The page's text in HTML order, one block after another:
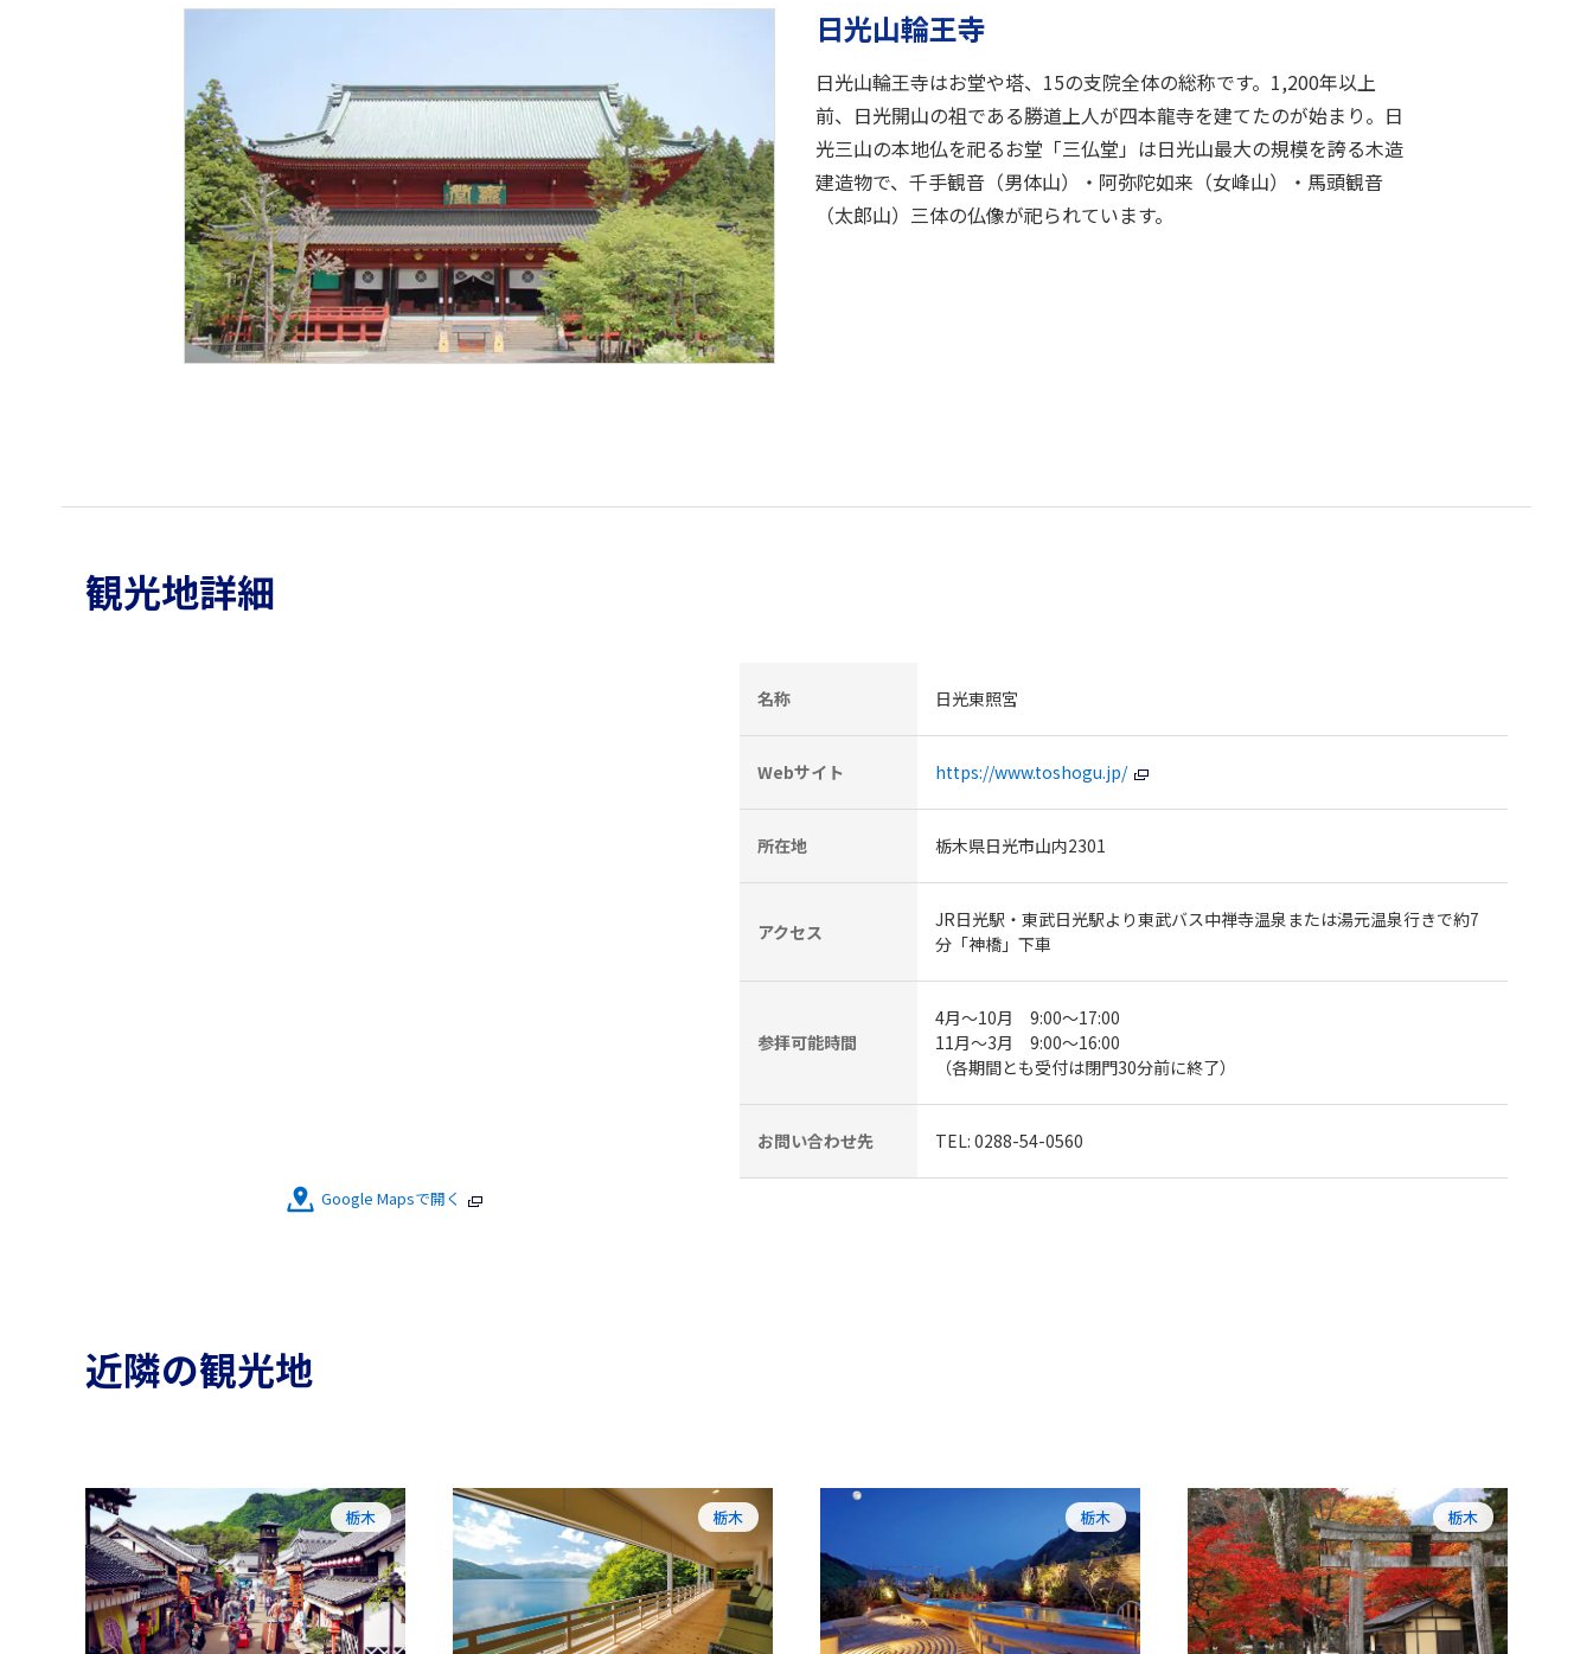
日光山輪王寺
日光山輪王寺はお堂や塔、15の支院全体の総称です。1,200年以上
前、日光開山の祖である勝道上人が四本龍寺を建てたのが始まり。日
光三山の本地仏を祀るお堂「三仏堂」は日光山最大の規模を誇る木造
建造物で、千手観音（男体山）・阿弥陀如来（女峰山）・馬頭観音
（太郎山）三体の仏像が祀られています。
観光地詳細
Google Mapsで開く
名称 日光東照宮
Webサイト https://www.toshogu.jp/
所在地 栃木県日光市山内2301
アクセス
JR日光駅・東武日光駅より東武バス中禅寺温泉または湯元温泉行きで約7
分「神橋」下車
参拝可能時間
4月～10月 9:00～17:00
11月～3月 9:00～16:00
（各期間とも受付は閉門30分前に終了）
お問い合わせ先 TEL: 0288-54-0560
近隣の観光地
栃木 栃木 栃木 栃木